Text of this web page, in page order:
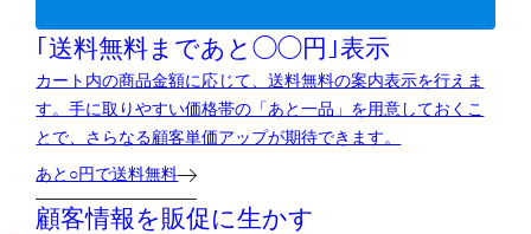
｢送料無料まであと◯◯円｣表示
カート内の商品金額に応じて、送料無料の案内表示を行えま
す。手に取りやすい価格帯の「あと一品」を用意しておくこ
とで、さらなる顧客単価アップが期待できます。
あと○円で送料無料
顧客情報を販促に生かす